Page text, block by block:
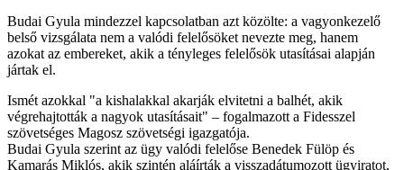
Budai Gyula mindezzel kapcsolatban azt közölte: a vagyonkezelő
belső vizsgálata nem a valódi felelősöket nevezte meg, hanem
azokat az embereket, akik a tényleges felelősök utasításai alapján
jártak el.
Ismét azokkal "a kishalakkal akarják elvitetni a balhét, akik
végrehajtották a nagyok utasításait" – fogalmazott a Fidesszel
szövetséges Magosz szövetségi igazgatója.
Budai Gyula szerint az ügy valódi felelőse Benedek Fülöp és
Kamarás Miklós, akik szintén aláírták a visszadátumozott ügyiratot,